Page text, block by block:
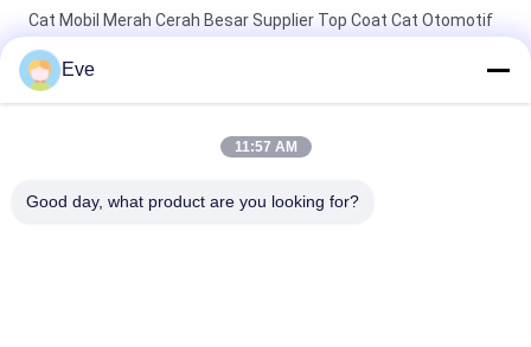
Cat Mobil Merah Cerah Besar Supplier Top Coat Cat Otomotif
Cat Otomotif Cat Spray Paint
Cat Mobil Merah Cemerlang Tahan Panas Tidak Beracun
Pemasok Cat Otomotif Perbaikan Cat Otomotif
Eve
11:57 AM
Good day, what product are you looking for?